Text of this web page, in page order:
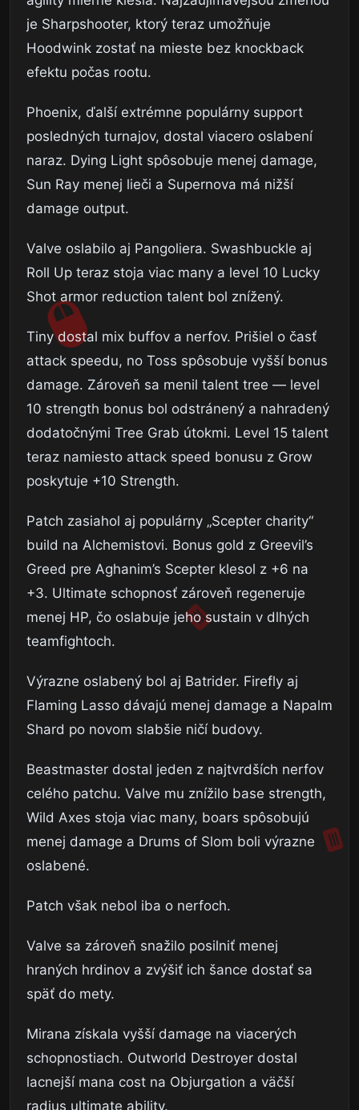
je Sharpshooter, ktorý teraz umožňuje
Hoodwink zostať na mieste bez knockback
efektu počas rootu.
Phoenix, ďalší extrémne populárny support
posledných turnajov, dostal viacero oslabení
naraz. Dying Light spôsobuje menej damage,
Sun Ray menej lieči a Supernova má nižší
damage output.
Valve oslabilo aj Pangoliera. Swashbuckle aj
Roll Up teraz stoja viac many a level 10 Lucky
Shot armor reduction talent bol znížený.
Tiny dostal mix buffov a nerfov. Prišiel o časť
attack speedu, no Toss spôsobuje vyšší bonus
damage. Zároveň sa menil talent tree — level
10 strength bonus bol odstránený a nahradený
dodatočnými Tree Grab útokmi. Level 15 talent
teraz namiesto attack speed bonusu z Grow
poskytuje +10 Strength.
Patch zasiahol aj populárny „Scepter charity“
build na Alchemistovi. Bonus gold z Greevil’s
Greed pre Aghanim’s Scepter klesol z +6 na
+3. Ultimate schopnosť zároveň regeneruje
menej HP, čo oslabuje jeho sustain v dlhých
teamfightoch.
Výrazne oslabený bol aj Batrider. Firefly aj
Flaming Lasso dávajú menej damage a Napalm
Shard po novom slabšie ničí budovy.
Beastmaster dostal jeden z najtvrdších nerfov
celého patchu. Valve mu znížilo base strength,
Wild Axes stoja viac many, boars spôsobujú
menej damage a Drums of Slom boli výrazne
oslabené.
Patch však nebol iba o nerfoch.
Valve sa zároveň snažilo posilniť menej
hraných hrdinov a zvýšiť ich šance dostať sa
späť do mety.
Mirana získala vyšší damage na viacerých
schopnostiach. Outworld Destroyer dostal
lacnejší mana cost na Objurgation a väčší
radius ultimate ability.